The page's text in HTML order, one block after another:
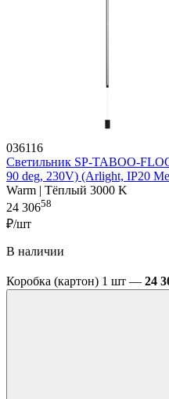
036116
Светильник SP-TABOO-
90 deg, 230V) (Arlight, IP20
Warm | Тёплый 3000 K
24 30658
₽/шт
В наличии
Коробка (картон) 1 шт — 24